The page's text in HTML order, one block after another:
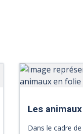
Les
Dans le cadre